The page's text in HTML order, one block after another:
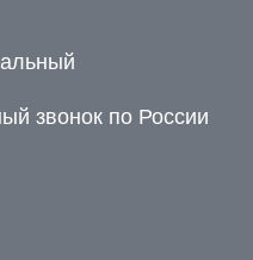
звонок по России